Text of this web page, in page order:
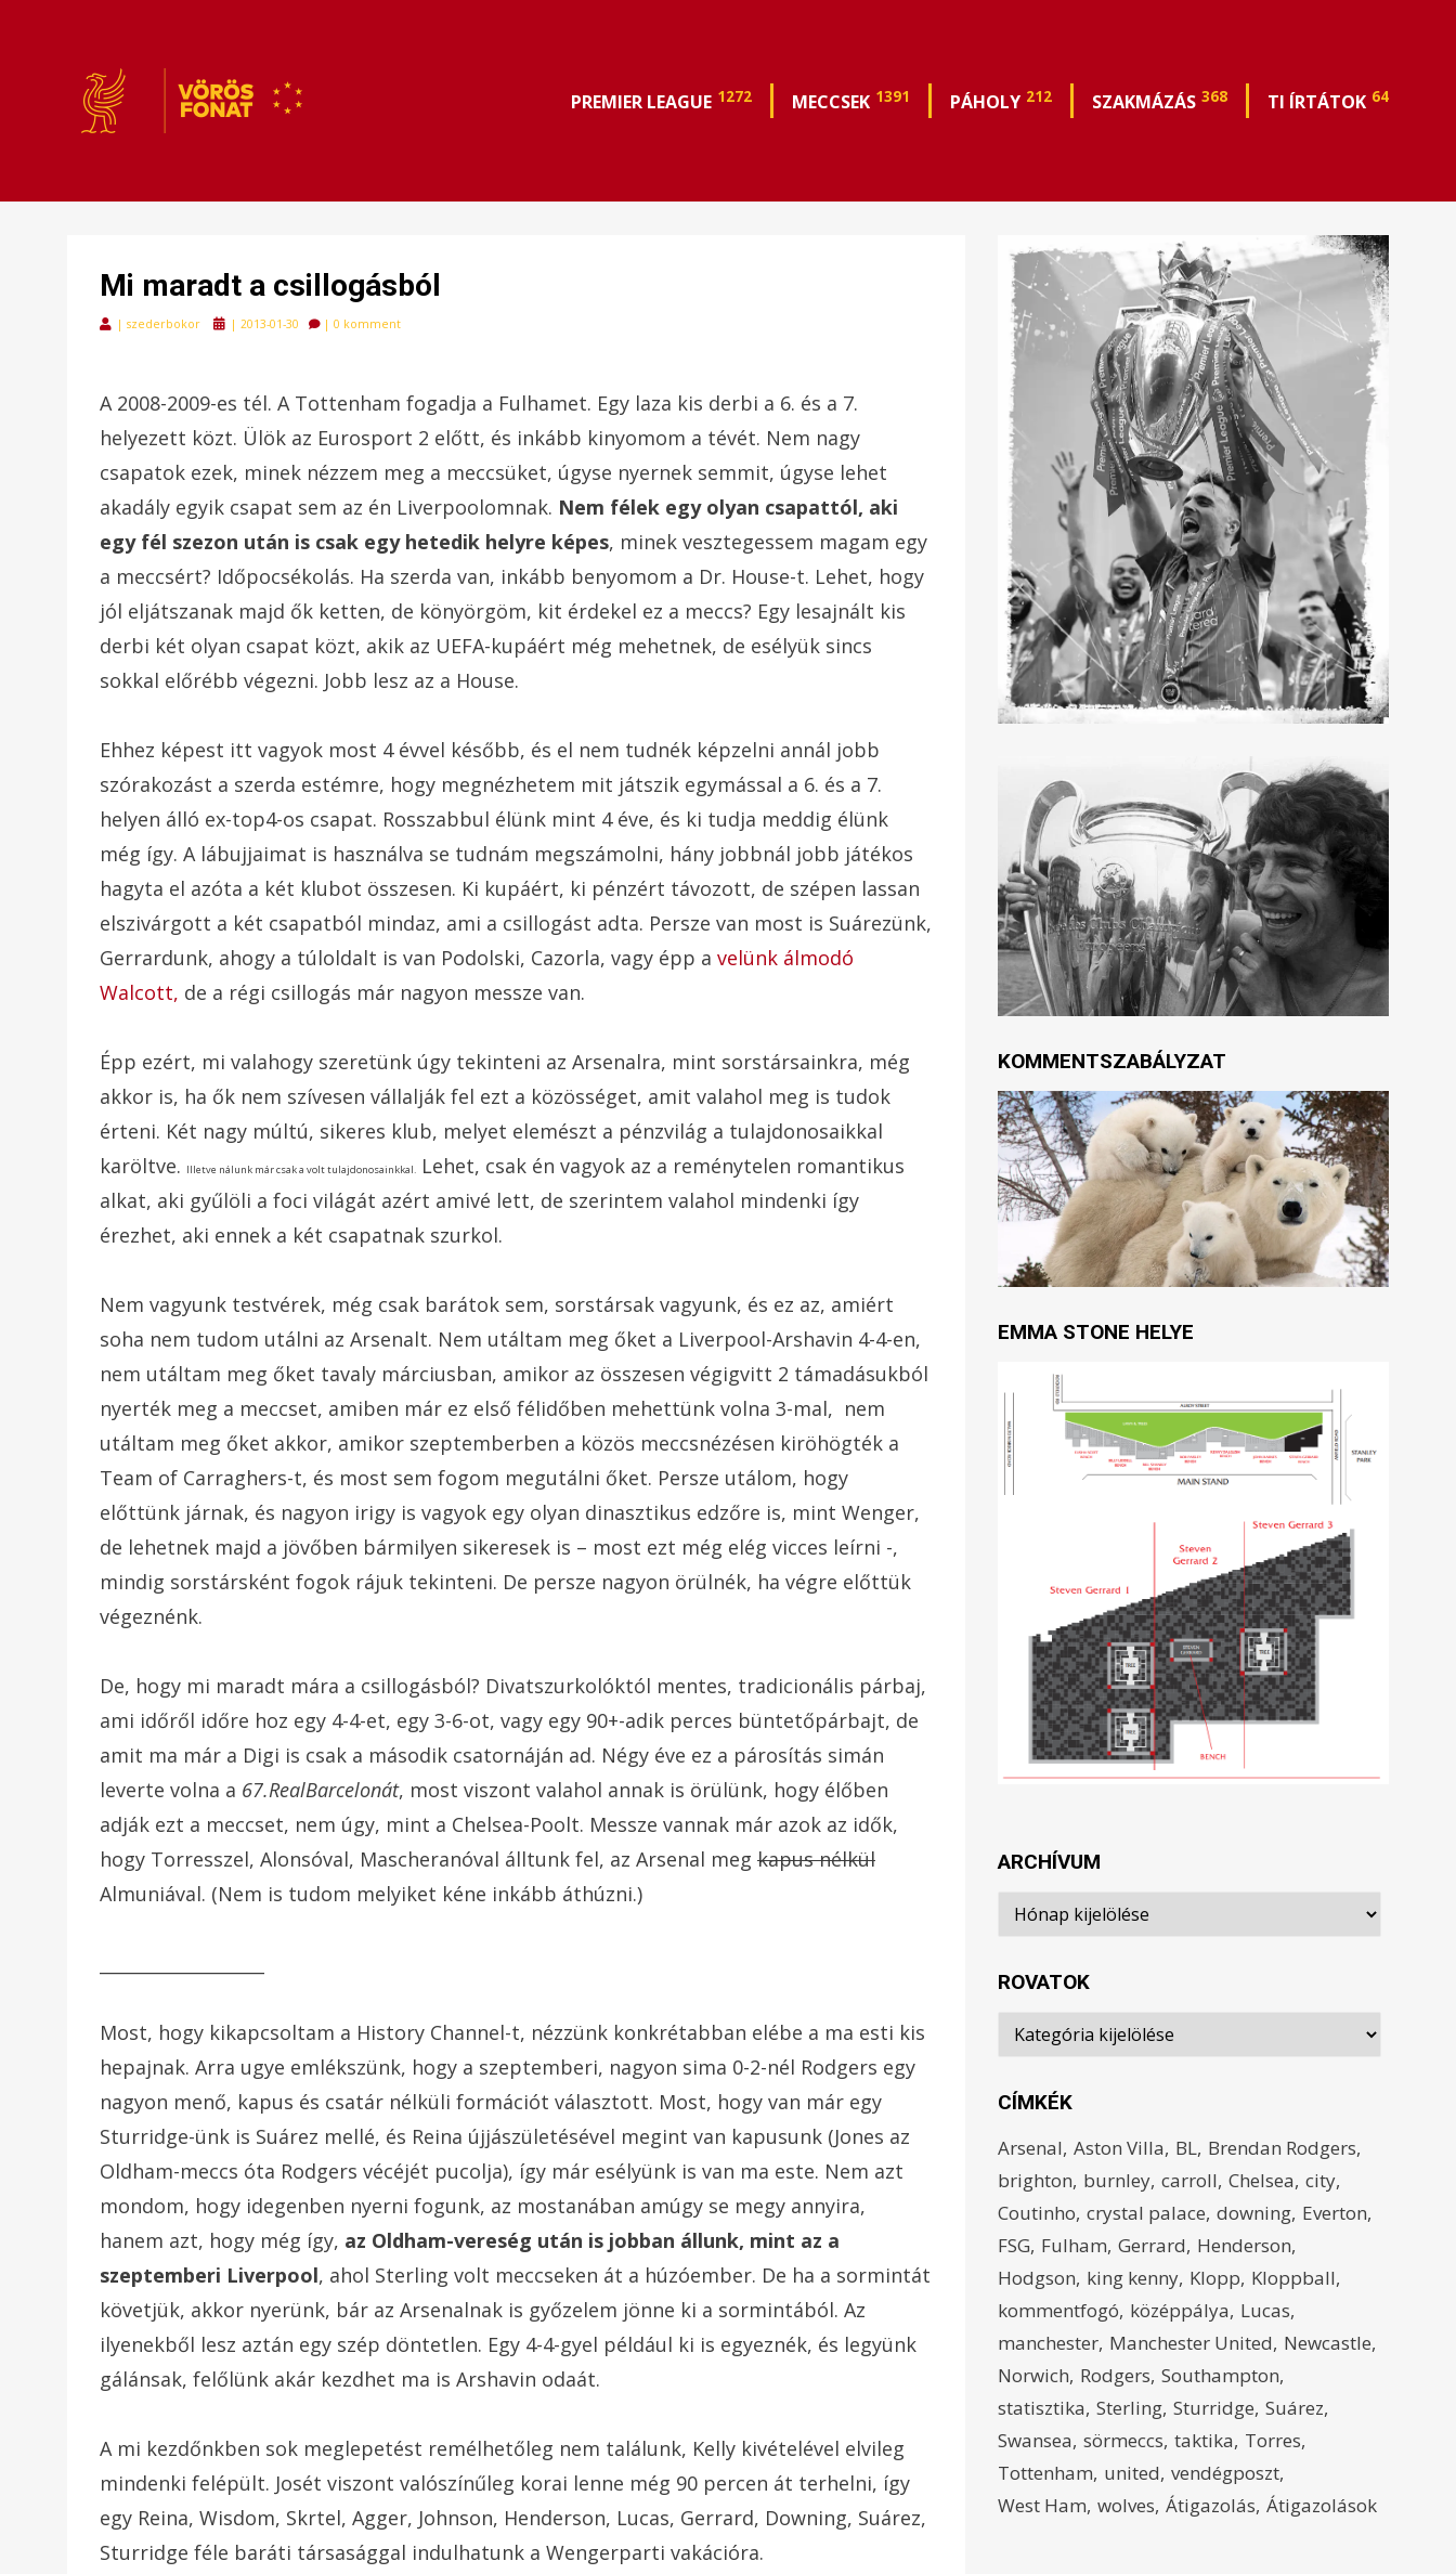
PREMIER LEAGUE 1272 MECCSEK 1391 PÁHOLY 212 SZAKMÁZÁS 368 TI ÍRTÁTOK 64
Mi maradt a csillogásból
| szederbokor
Posted
| 2013-01-30 | 0 komment
A 2008-2009-es tél. A Tottenham fogadja a Fulhamet. Egy laza kis derbi a 6. és a 7.
helyezett közt. Ülök az Eurosport 2 előtt, és inkább kinyomom a tévét. Nem nagy
csapatok ezek, minek nézzem meg a meccsüket, úgyse nyernek semmit, úgyse lehet
akadály egyik csapat sem az én Liverpoolomnak. Nem félek egy olyan csapattól, aki
egy fél szezon után is csak egy hetedik helyre képes, minek vesztegessem magam egy
a meccsért? Időpocsékolás. Ha szerda van, inkább benyomom a Dr. House-t. Lehet, hogy
jól eljátszanak majd ők ketten, de könyörgöm, kit érdekel ez a meccs? Egy lesajnált kis
derbi két olyan csapat közt, akik az UEFA-kupáért még mehetnek, de esélyük sincs
sokkal előrébb végezni. Jobb lesz az a House.
Ehhez képest itt vagyok most 4 évvel később, és el nem tudnék képzelni annál jobb
szórakozást a szerda estémre, hogy megnézhetem mit játszik egymással a 6. és a 7.
helyen álló ex-top4-os csapat. Rosszabbul élünk mint 4 éve, és ki tudja meddig élünk
még így. A lábujjaimat is használva se tudnám megszámolni, hány jobbnál jobb játékos
hagyta el azóta a két klubot összesen. Ki kupáért, ki pénzért távozott, de szépen lassan
elszivárgott a két csapatból mindaz, ami a csillogást adta. Persze van most is Suárezünk,
Gerrardunk, ahogy a túloldalt is van Podolski, Cazorla, vagy épp a velünk álmodó
Walcott, de a régi csillogás már nagyon messze van.
Épp ezért, mi valahogy szeretünk úgy tekinteni az Arsenalra, mint sorstársainkra, még
akkor is, ha ők nem szívesen vállalják fel ezt a közösséget, amit valahol meg is tudok
érteni. Két nagy múltú, sikeres klub, melyet elemészt a pénzvilág a tulajdonosaikkal
karöltve. Illetve nálunk már csak a volt tulajdonosainkkal. Lehet, csak én vagyok az a reménytelen romantikus
alkat, aki gyűlöli a foci világát azért amivé lett, de szerintem valahol mindenki így
érezhet, aki ennek a két csapatnak szurkol.
Nem vagyunk testvérek, még csak barátok sem, sorstársak vagyunk, és ez az, amiért
soha nem tudom utálni az Arsenalt. Nem utáltam meg őket a Liverpool-Arshavin 4-4-en,
nem utáltam meg őket tavaly márciusban, amikor az összesen végigvitt 2 támadásukból
nyerték meg a meccset, amiben már ez első félidőben mehettünk volna 3-mal, nem
utáltam meg őket akkor, amikor szeptemberben a közös meccsnézésen kiröhögték a
Team of Carraghers-t, és most sem fogom megutálni őket. Persze utálom, hogy
előttünk járnak, és nagyon irigy is vagyok egy olyan dinasztikus edzőre is, mint Wenger,
de lehetnek majd a jövőben bármilyen sikeresek is – most ezt még elég vicces leírni -,
mindig sorstársként fogok rájuk tekinteni. De persze nagyon örülnék, ha végre előttük
végeznénk.
De, hogy mi maradt mára a csillogásból? Divatszurkolóktól mentes, tradicionális párbaj,
ami időről időre hoz egy 4-4-et, egy 3-6-ot, vagy egy 90+-adik perces büntetőpárbajt, de
amit ma már a Digi is csak a második csatornáján ad. Négy éve ez a párosítás simán
leverte volna a 67.RealBarcelonát, most viszont valahol annak is örülünk, hogy élőben
adják ezt a meccset, nem úgy, mint a Chelsea-Poolt. Messze vannak már azok az idők,
hogy Torresszel, Alonsóval, Mascheranóval álltunk fel, az Arsenal meg kapus nélkül
Almuniával. (Nem is tudom melyiket kéne inkább áthúzni.)
Most, hogy kikapcsoltam a History Channel-t, nézzünk konkrétabban elébe a ma esti kis
hepajnak. Arra ugye emlékszünk, hogy a szeptemberi, nagyon sima 0-2-nél Rodgers egy
nagyon menő, kapus és csatár nélküli formációt választott. Most, hogy van már egy
Sturridge-ünk is Suárez mellé, és Reina újjászületésével megint van kapusunk (Jones az
Oldham-meccs óta Rodgers vécéjét pucolja), így már esélyünk is van ma este. Nem azt
mondom, hogy idegenben nyerni fogunk, az mostanában amúgy se megy annyira,
hanem azt, hogy még így, az Oldham-vereség után is jobban állunk, mint az a
szeptemberi Liverpool, ahol Sterling volt meccseken át a húzóember. De ha a sormintát
követjük, akkor nyerünk, bár az Arsenalnak is győzelem jönne ki a sormintából. Az
ilyenekből lesz aztán egy szép döntetlen. Egy 4-4-gyel például ki is egyeznék, és legyünk
gálánsak, felőlünk akár kezdhet ma is Arshavin odaát.
A mi kezdőnkben sok meglepetést remélhetőleg nem találunk, Kelly kivételével elvileg
mindenki felépült. Josét viszont valószínűleg korai lenne még 90 percen át terhelni, így
egy Reina, Wisdom, Skrtel, Agger, Johnson, Henderson, Lucas, Gerrard, Downing, Suárez,
Sturridge féle baráti társasággal indulhatunk a Wengerparti vakációra.
KOMMENTSZABÁLYZAT
EMMA STONE HELYE
ARCHÍVUM
Archívum
ROVATOK
Rovatok
CÍMKÉK
Arsenal Aston Villa BL Brendan Rodgers
brighton burnley carroll Chelsea city
Coutinho crystal palace downing Everton
FSG Fulham Gerrard Henderson
Hodgson king kenny Klopp Kloppball
kommentfogó középpálya Lucas
manchester Manchester United Newcastle
Norwich Rodgers Southampton
statisztika Sterling Sturridge Suárez
Swansea sörmeccs taktika Torres
Tottenham united vendégposzt
West Ham wolves Átigazolás Átigazolások